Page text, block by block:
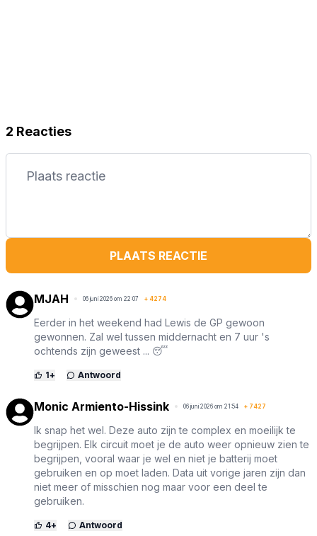
2 Reacties
PLAATS REACTIE
MJAH 06 juni 2026 om 22:07 + 4274
Eerder in het weekend had Lewis de GP gewoon
gewonnen. Zal wel tussen middernacht en 7 uur 's
ochtends zijn geweest ... 😴
1+ Antwoord
Monic Armiento-Hissink 06 juni 2026 om 21:54 + 7427
Ik snap het wel. Deze auto zijn te complex en moeilijk te
begrijpen. Elk circuit moet je de auto weer opnieuw zien te
begrijpen, vooral waar je wel en niet je batterij moet
gebruiken en op moet laden. Data uit vorige jaren zijn dan
niet meer of misschien nog maar voor een deel te
gebruiken.
4+ Antwoord